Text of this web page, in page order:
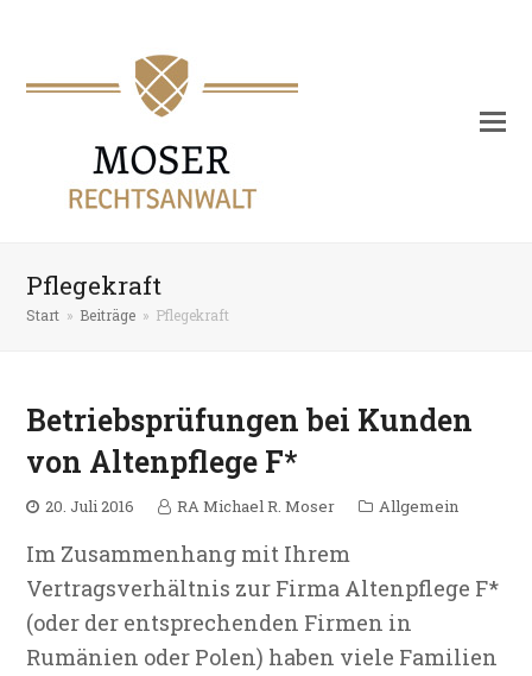
Pflegekraft
Start » Beiträge » Pflegekraft
Betriebsprüfungen bei Kunden
von Altenpflege F*
20. Juli 2016 RA Michael R. Moser Allgemein
Im Zusammenhang mit Ihrem
Vertragsverhältnis zur Firma Altenpflege F*
(oder der entsprechenden Firmen in
Rumänien oder Polen) haben viele Familien